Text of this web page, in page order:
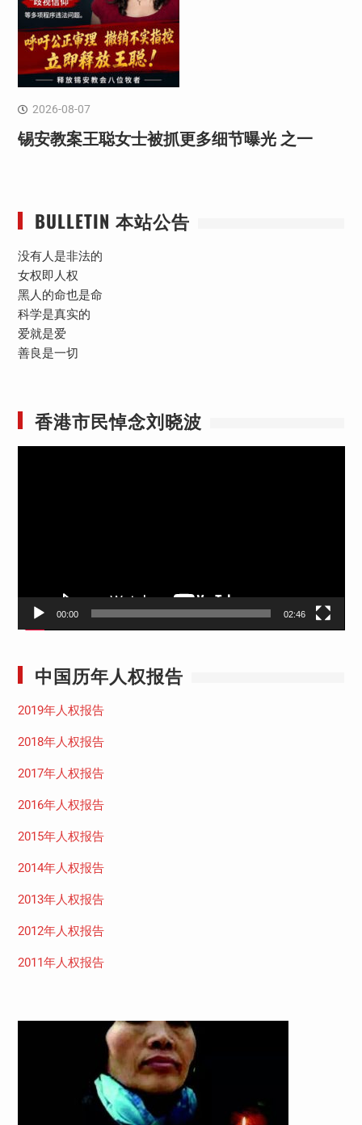
2026-08-07
锡安教案王聪女士被抓更多细节曝光 之一
BULLETIN 本站公告
没有人是非法的
女权即人权
黑人的命也是命
科学是真实的
爱就是爱
善良是一切
香港市民悼念刘晓波
00:00 02:46
中国历年人权报告
2019年人权报告
2018年人权报告
2017年人权报告
2016年人权报告
2015年人权报告
2014年人权报告
2013年人权报告
2012年人权报告
2011年人权报告